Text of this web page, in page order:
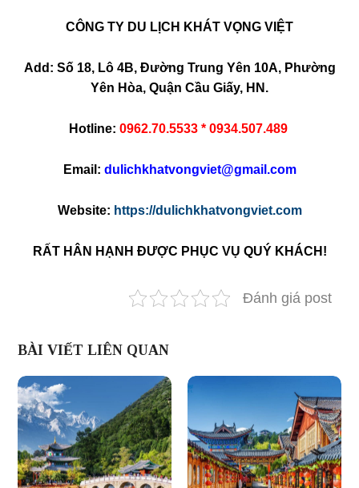
CÔNG TY DU LỊCH KHÁT VỌNG VIỆT
Add: Số 18, Lô 4B, Đường Trung Yên 10A, Phường
Yên Hòa, Quận Cầu Giấy, HN.
Hotline: 0962.70.5533 * 0934.507.489
Email: dulichkhatvongviet@gmail.com
Website: https://dulichkhatvongviet.com
RẤT HÂN HẠNH ĐƯỢC PHỤC VỤ QUÝ KHÁCH!
Đánh giá post
BÀI VIẾT LIÊN QUAN